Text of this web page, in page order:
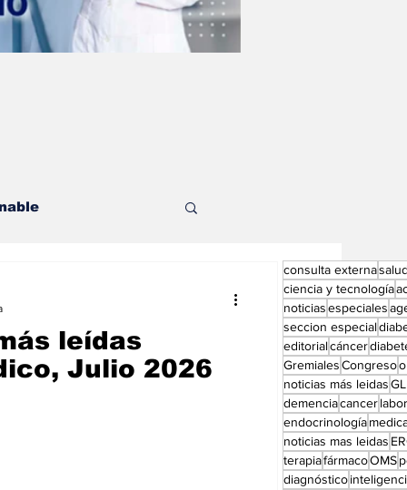
leídas
Julio 2026
consulta externa
ciencia y tecnología
noticiasespeciales
seccion especial
editorialcáncer
GremialesCongreso
noticias más leidas
demenciacancer
endocrinología
noticias mas leidas
terapiafármacoOMS
diagnóstico